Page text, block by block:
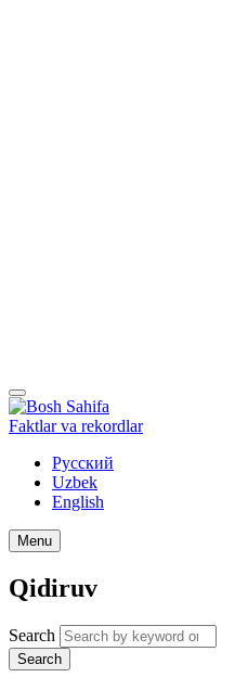
Faktlar va rekordlar
Русский
Uzbek
English
Menu
Qidiruv
Search
Search